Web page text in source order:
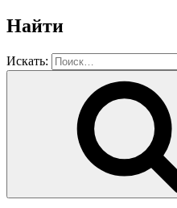
Найти
Искать: